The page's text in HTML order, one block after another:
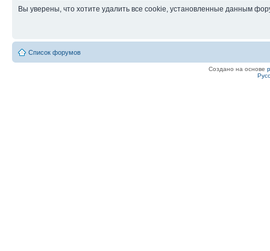
Вы уверены, что хотите удалить все cookie, установленные данным
Список форумов
Создано на основе